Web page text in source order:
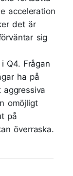
acceleration
det är
sig
Q4. Frågan
ha på
omöjligt
på
överraska.